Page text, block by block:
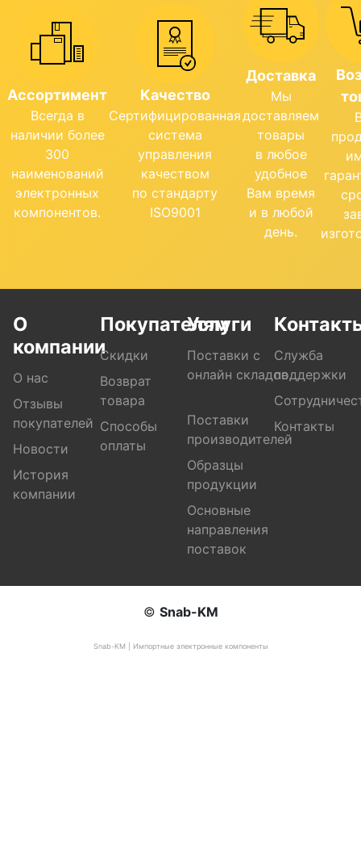
Ассортимент
Всегда в
наличии более
300
наименований
электронных
компонентов.
Качество
Сертифицированная
система
управления
качеством
по стандарту
ISO9001
Доставка
Мы
доставляем
товары
в любое
удобное
Вам время
и в любой
день.
О
компании
О нас
Отзывы
покупателей
Новости
История
компании
Покупателям
Скидки
Возврат
товара
Способы
оплаты
Услуги
Поставки с
онлайн складов
Поставки
производителей
Образцы
продукции
Основные
направления
поставок
Служба
поддержки
Контакты
© Snab-KM
Snab-KM | Импортные электронные компоненты